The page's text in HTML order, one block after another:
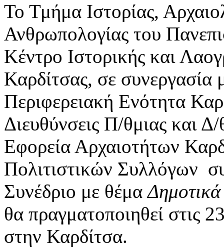
Το Τμήμα Ιστορίας,
Ανθρωπολογίας του
Κέντρο Ιστορικής και
Καρδίτσας, σε συνεργασία
Περιφερειακή Ενότητα
Διευθύνσεις Π/θμιας και
Εφορεία Αρχαιοτήτων
Πολιτιστικών Συλλόγων
Συνέδριο με θέμαΔημοτικά
θα πραγματοποιηθεί στις
στην Καρδίτσα.